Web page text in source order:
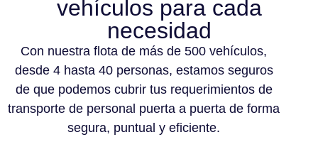
vehículos para cada
necesidad
Con nuestra flota de más de 500 vehículos,
desde 4 hasta 40 personas, estamos seguros
de que podemos cubrir tus requerimientos de
transporte de personal puerta a puerta de forma
segura, puntual y eficiente.